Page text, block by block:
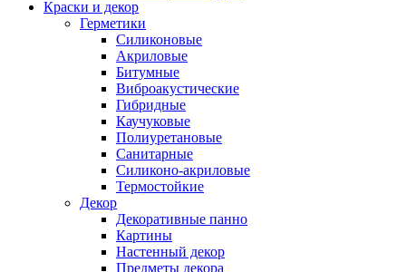
Краски и декор
Герметики
Силиконовые
Акриловые
Битумные
Виброакустические
Гибридные
Каучуковые
Полиуретановые
Санитарные
Силиконо-акриловые
Термостойкие
Декор
Декоративные панно
Картины
Настенный декор
Предметы декора